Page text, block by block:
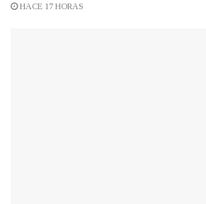
HACE 17 HORAS